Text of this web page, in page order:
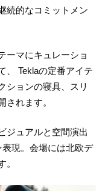
続的なコミットメン
ーマにキュレーショ
、 Teklaの定番アイテ
ションの寝具、スリ
されます。
ジュアルと空間演出
現。会場には北欧デ
。